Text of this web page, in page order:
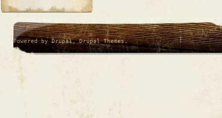
Powered byDrupal,Drupal Themes.